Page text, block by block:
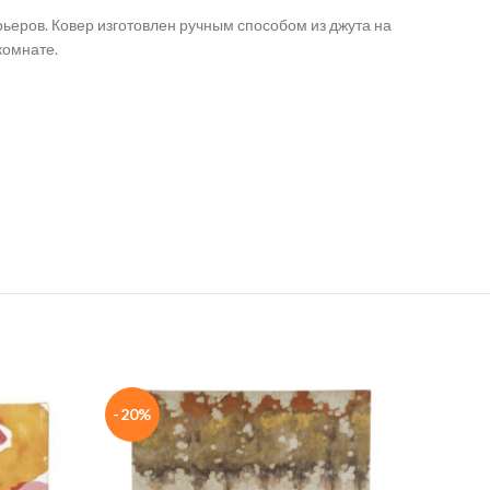
Ковер изготовлен ручным способом из джута на
-20%